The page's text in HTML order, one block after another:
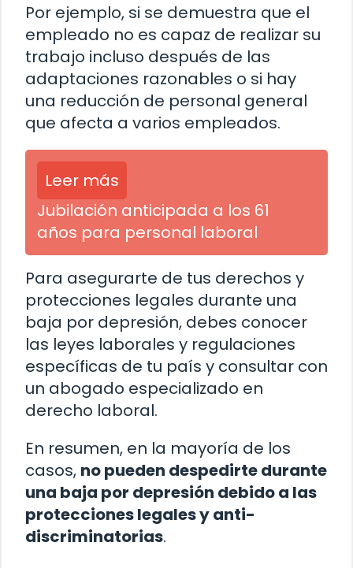
Por ejemplo, si se demuestra que el
empleado no es capaz de realizar su
trabajo incluso después de las
adaptaciones razonables o si hay
una reducción de personal general
que afecta a varios empleados.
Leer más
Jubilación anticipada a los 61
años para personal laboral
Para asegurarte de tus derechos y
protecciones legales durante una
baja por depresión, debes conocer
las leyes laborales y regulaciones
específicas de tu país y consultar con
un abogado especializado en
derecho laboral.
En resumen, en la mayoría de los
casos, no pueden despedirte durante
una baja por depresión debido a las
protecciones legales y anti-
discriminatorias.